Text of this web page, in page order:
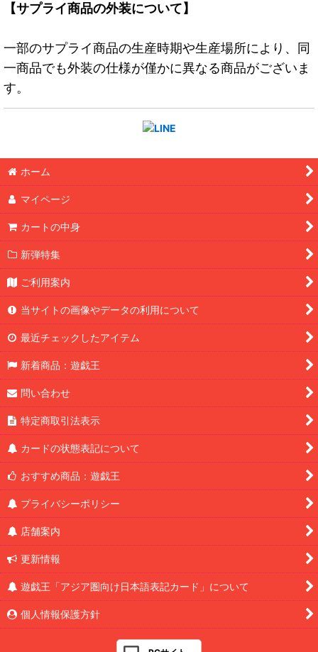
【サプライ商品の外装について】
一部のサプライ商品の生産時期や生産場所により、同
一商品でも外装の仕様が僅かに異なる商品がございま
す。
ホーム
マイページ
カートの中身
新弾特集
ご利用案内
当サイトの画像やデータの利用について
最近チェックしたアイテム
新着商品：遊戯王
問い合わせ
特定商取引法表示
カードの状態表記について
おすすめ商品：遊戯王
プライバシーポリシー
店舗案内
更新情報
遊戯王「アジア圏向け日本語表記カード」について
個人情報保護方針